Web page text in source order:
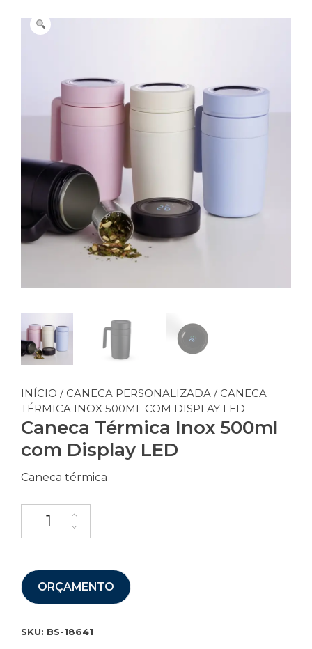
INÍCIO / CANECA PERSONALIZADA / CANECA
TÉRMICA INOX 500ML COM DISPLAY LED
Caneca Térmica Inox 500ml
com Display LED
Caneca térmica
ORÇAMENTO
SKU: BS-18641